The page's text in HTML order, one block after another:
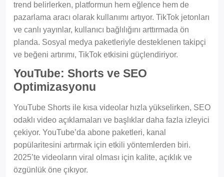
trend belirlerken, platformun hem eğlence hem de
pazarlama aracı olarak kullanımı artıyor. TikTok jetonları
ve canlı yayınlar, kullanıcı bağlılığını arttırmada ön
planda. Sosyal medya paketleriyle desteklenen takipçi
ve beğeni artırımı, TikTok etkisini güçlendiriyor.
YouTube: Shorts ve SEO
Optimizasyonu
YouTube Shorts ile kısa videolar hızla yükselirken, SEO
odaklı video açıklamaları ve başlıklar daha fazla izleyici
çekiyor. YouTube’da abone paketleri, kanal
popülaritesini artırmak için etkili yöntemlerden biri.
2025’te videoların viral olması için kalite, açıklık ve
özgünlük öne çıkıyor.